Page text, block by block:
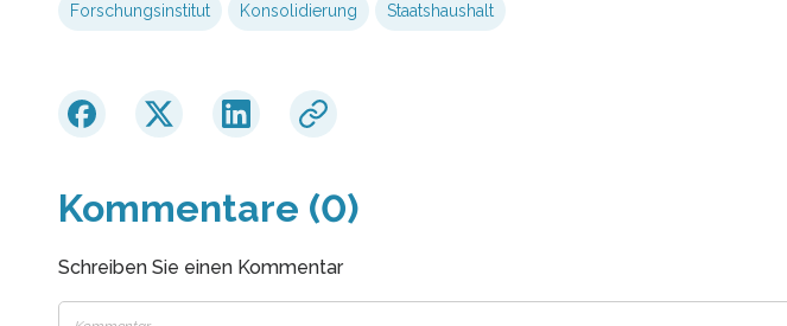
Forschungsinstitut Konsolidierung Staatshaushalt
Kommentare (0)
Schreiben Sie einen Kommentar